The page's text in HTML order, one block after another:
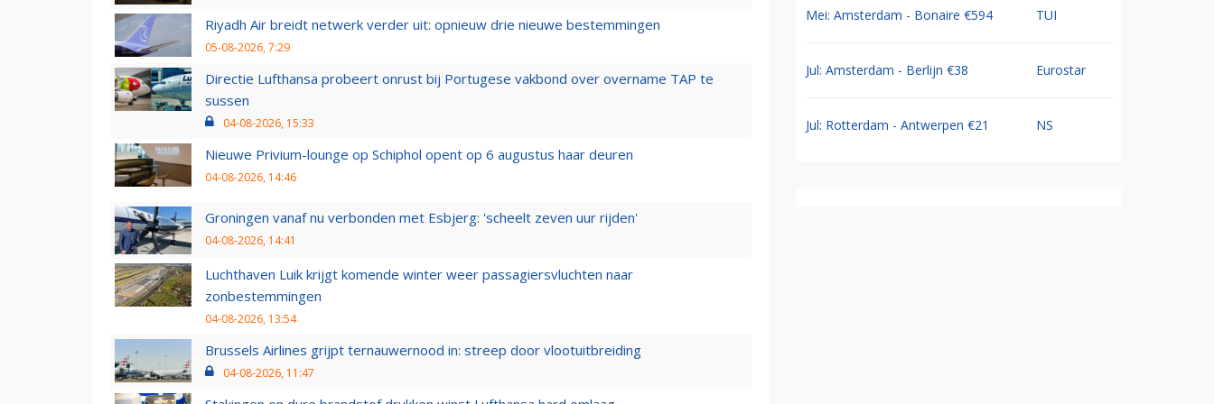
Riyadh Air breidt netwerk verder uit: opnieuw drie nieuwe bestemmingen
05-08-2026, 7:29
Directie Lufthansa probeert onrust bij Portugese vakbond over overname TAP te
sussen
04-08-2026, 15:33
Nieuwe Privium-lounge op Schiphol opent op 6 augustus haar deuren
04-08-2026, 14:46
Groningen vanaf nu verbonden met Esbjerg: 'scheelt zeven uur rijden'
04-08-2026, 14:41
Luchthaven Luik krijgt komende winter weer passagiersvluchten naar
zonbestemmingen
04-08-2026, 13:54
Brussels Airlines grijpt ternauwernood in: streep door vlootuitbreiding
04-08-2026, 11:47
Mei: Amsterdam - Bonaire €594 TUI
Jul: Amsterdam - Berlijn €38 Eurostar
Jul: Rotterdam - Antwerpen €21 NS